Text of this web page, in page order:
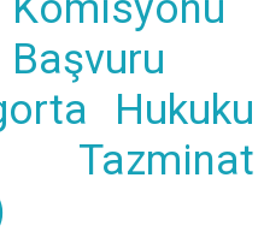
Başvuru
Hukuku
Tazminat